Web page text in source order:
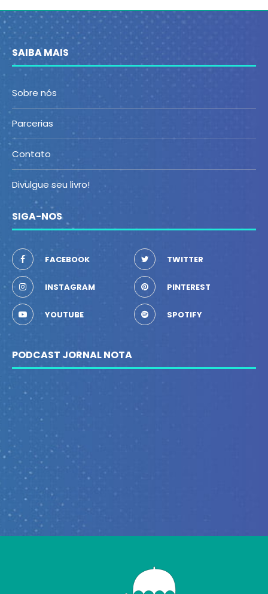
SAIBA MAIS
Sobre nós
Parcerias
Contato
Divulgue seu livro!
SIGA-NOS
FACEBOOK TWITTER
INSTAGRAM PINTEREST
YOUTUBE SPOTIFY
PODCAST JORNAL NOTA